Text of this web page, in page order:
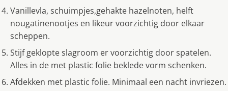
Vanillevla, schuimpjes,gehakte hazelnoten, helft
nougatinenootjes en likeur voorzichtig door elkaar
scheppen.
Stijf geklopte slagroom er voorzichtig door spatelen.
Alles in de met plastic folie beklede vorm schenken.
Afdekken met plastic folie. Minimaal een nacht invriezen.